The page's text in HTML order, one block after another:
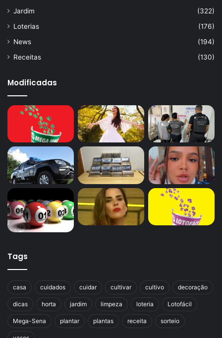
Jardim
(322)
Loterias
(176)
News
(194)
Receitas
(130)
Modificadas
Tags
casa cuidados cuidar cultivar cultivo decoração
dicas horta jardim limpeza loteria Lotofácil
Mega-Sena plantar plantas receita sorteio